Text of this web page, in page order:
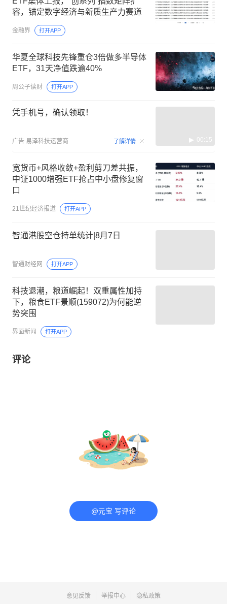
容，锚定数字经济与新质生产力赛道
金融界 打开APP
华夏全球科技先锋重仓3倍做多半导体
ETF，31天净值跌逾40%
周公子读财 打开APP
凭手机号，确认领取！
广告 易泽科技运营商 了解详情 00:15
宽货币+风格收敛+盈利剪刀差共振，
中证1000增强ETF抢占中小盘修复窗
口
21世纪经济报道 打开APP
智通港股空仓持单统计|8月7日
智通财经网 打开APP
科技退潮，粮道崛起！双重属性加持
下，粮食ETF景顺(159072)为何能逆
势突围
界面新闻 打开APP
评论
@元宝 写评论
意见反馈 举报中心 隐私政策